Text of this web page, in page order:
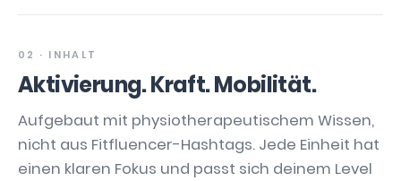
02 · INHALT
Aktivierung. Kraft. Mobilität.
Aufgebaut mit physiotherapeutischem Wissen,
nicht aus Fitfluencer-Hashtags. Jede Einheit hat
einen klaren Fokus und passt sich deinem Level